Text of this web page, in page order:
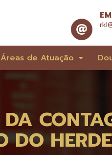
Áreas de Atuação
DO